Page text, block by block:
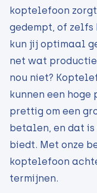
koptelefoon
gedempt, of
kun jij optimaal
net wat
nou niet?
kunnen een
prettig om een
betalen, en dat is
biedt. Met onze
koptelefoon
termijnen.